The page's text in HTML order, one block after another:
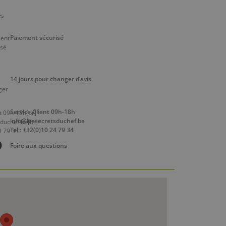
Paiement sécurisé
14 jours pour changer d’avis
Service Client 09h-18h
info@lessecretsduchef.be
Tel : +32(0)10 24 79 34
Foire aux questions